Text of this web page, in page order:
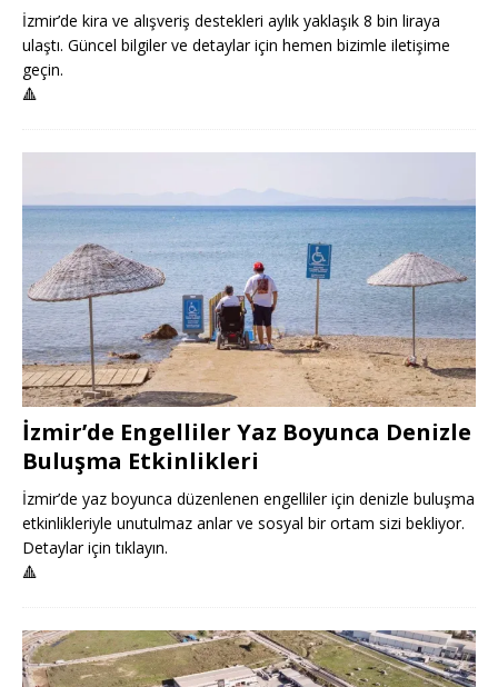
İzmir’de kira ve alışveriş destekleri aylık yaklaşık 8 bin liraya
ulaştı. Güncel bilgiler ve detaylar için hemen bizimle iletişime
geçin.
🔺
İzmir’de Engelliler Yaz Boyunca Denizle
Buluşma Etkinlikleri
İzmir’de yaz boyunca düzenlenen engelliler için denizle buluşma
etkinlikleriyle unutulmaz anlar ve sosyal bir ortam sizi bekliyor.
Detaylar için tıklayın.
🔺